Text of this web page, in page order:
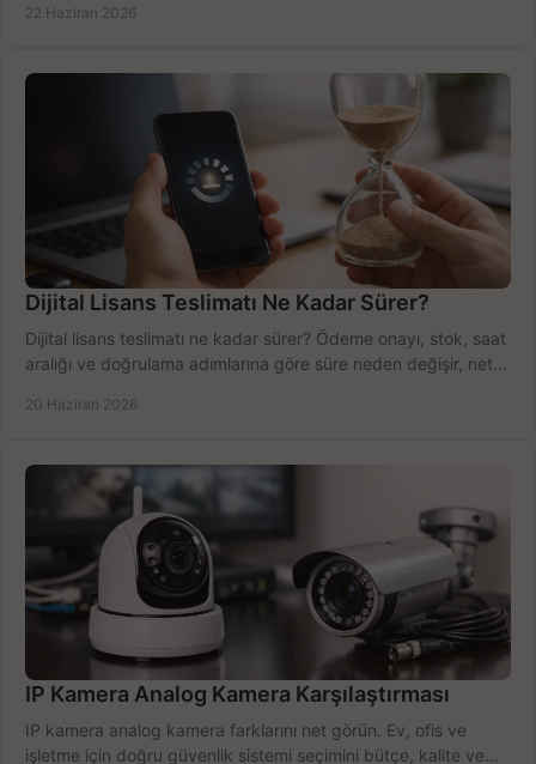
22 Haziran 2026
Dijital Lisans Teslimatı Ne Kadar Sürer?
Dijital lisans teslimatı ne kadar sürer? Ödeme onayı, stok, saat
aralığı ve doğrulama adımlarına göre süre neden değişir, net
20 Haziran 2026
IP Kamera Analog Kamera Karşılaştırması
IP kamera analog kamera farklarını net görün. Ev, ofis ve
işletme için doğru güvenlik sistemi seçimini bütçe, kalite ve